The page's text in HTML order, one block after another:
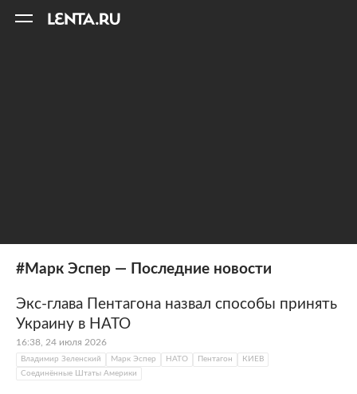
#Марк Эспер — Последние новости
Экс-глава Пентагона назвал способы принять
Украину в НАТО
16:38, 24 июля 2026
Владимир Зеленский Марк Эспер НАТО Пентагон
КИЕВ
Соединённые Штаты Америки